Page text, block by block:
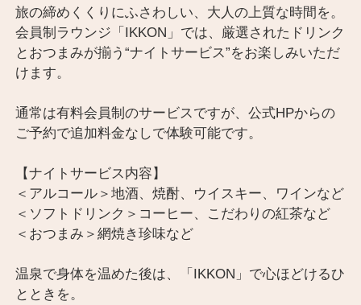
旅の締めくくりにふさわしい、大人の上質な時間を。
会員制ラウンジ「IKKON」では、厳選されたドリンク
とおつまみが揃う“ナイトサービス”をお楽しみいただ
けます。
通常は有料会員制のサービスですが、公式HPからの
ご予約で追加料金なしで体験可能です。
【ナイトサービス内容】
＜アルコール＞地酒、焼酎、ウイスキー、ワインなど
＜ソフトドリンク＞コーヒー、こだわりの紅茶など
＜おつまみ＞網焼き珍味など
温泉で身体を温めた後は、「IKKON」で心ほどけるひ
とときを。